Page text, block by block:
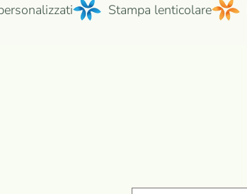
Stampa lenticolare